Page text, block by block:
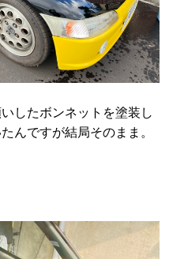
したボンネットを塗装し
んですが結局そのまま。